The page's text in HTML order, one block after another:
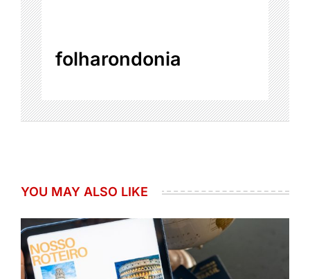
folharondonia
YOU MAY ALSO LIKE